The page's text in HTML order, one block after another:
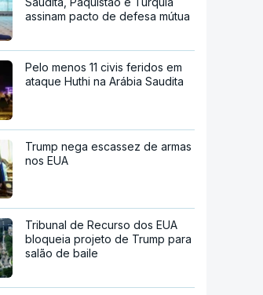
assinam pacto de defesa mútua
Pelo menos 11 civis feridos em
ataque Huthi na Arábia Saudita
Trump nega escassez de armas
nos EUA
Tribunal de Recurso dos EUA
bloqueia projeto de Trump para
salão de baile